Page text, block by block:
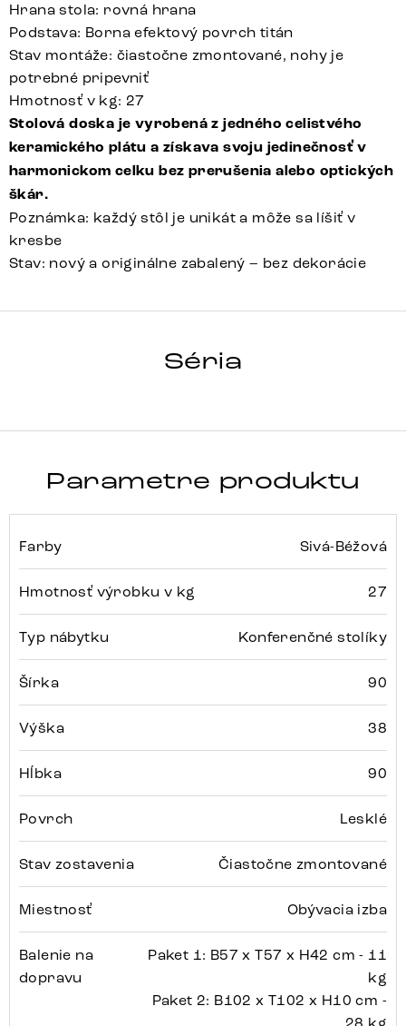
Hrana stola: rovná hrana
Podstava: Borna efektový povrch titán
Stav montáže: čiastočne zmontované, nohy je
potrebné pripevniť
Hmotnosť v kg: 27
Stolová doska je vyrobená z jedného celistvého
keramického plátu a získava svoju jedinečnosť v
harmonickom celku bez prerušenia alebo optických
škár.
Poznámka: každý stôl je unikát a môže sa líšiť v
kresbe
Stav: nový a originálne zabalený – bez dekorácie
Séria
Parametre produktu
Farby Sivá-Béžová
Hmotnosť výrobku v kg 27
Typ nábytku Konferenčné stolíky
Šírka 90
Výška 38
Hĺbka 90
Povrch Lesklé
Stav zostavenia Čiastočne zmontované
Miestnosť Obývacia izba
Balenie na
dopravu
Paket 1: B57 x T57 x H42 cm - 11
kg
Paket 2: B102 x T102 x H10 cm -